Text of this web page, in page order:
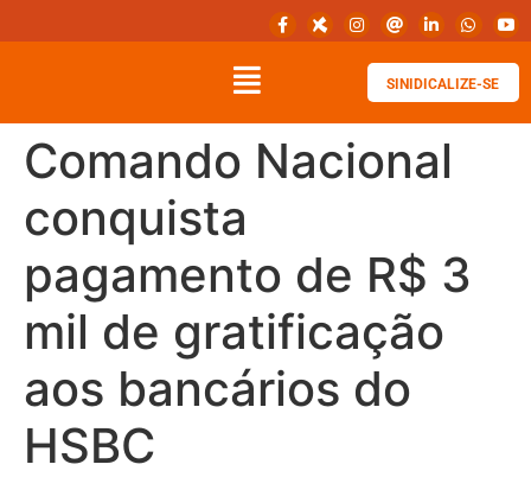
SINIDICALIZE-SE
Comando Nacional
conquista
pagamento de R$ 3
mil de gratificação
aos bancários do
HSBC